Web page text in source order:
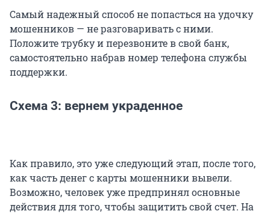
Самый надежный способ не попасться на удочку
мошенников — не разговаривать с ними.
Положите трубку и перезвоните в свой банк,
самостоятельно набрав номер телефона службы
поддержки.
Схема 3: вернем украденное
Как правило, это уже следующий этап, после того,
как часть денег с карты мошенники вывели.
Возможно, человек уже предпринял основные
действия для того, чтобы защитить свой счет. На